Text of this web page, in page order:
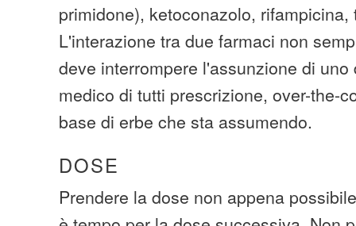
primidone), ketoconazolo, rifampicina,
L'interazione tra due farmaci non
deve interrompere l'assunzione di
medico di tutti prescrizione, over-the-
base di erbe che sta assumendo.
DOSE
Prendere la dose non appena